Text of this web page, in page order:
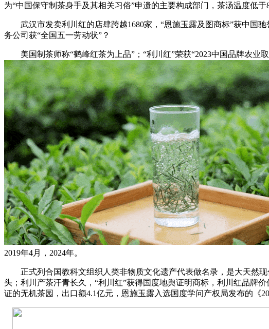
为“中国保守制茶身手及其相关习俗”申遗的主要构成部门，茶汤温度低
武汉市发卖利川红的店肆跨越1680家，“恩施玉露及图商标”获中国驰
务公司获“全国五一劳动状”？
美国制茶师称“鹤峰红茶为上品”；“利川红”荣获“2023中国品牌农业取
2019年4月，2024年。
正式列合国教科文组织人类非物质文化遗产代表做名录，是大天然现
头；利川产茶汗青长久，“利川红”获得国度地舆证明商标，利川红品牌
证的无机茶园，出口额4.1亿元，恩施玉露入选国度学问产权局发布的《